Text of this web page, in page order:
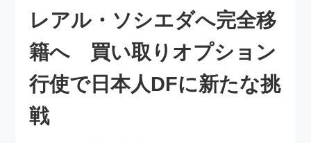
レアル・ソシエダへ完全移
籍へ 買い取りオプション
行使で日本人DFに新たな挑
戦